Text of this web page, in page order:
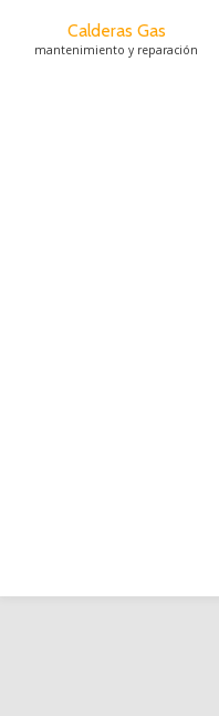
Saltar
Calderas Gas
mantenimiento y reparación